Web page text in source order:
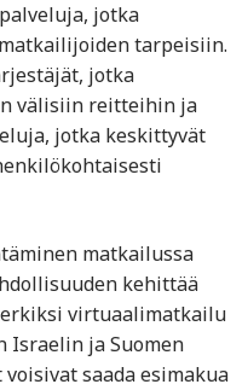
jotka
tarpeisiin.
jotka
välisiin reitteihin ja
jotka keskittyvät
matkailussa
kehittää
virtuaalimatkailu
Israelin ja Suomen
saada esimakua